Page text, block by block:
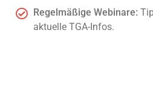
Regelmäßige Webinare:
aktuelle TGA-Infos.